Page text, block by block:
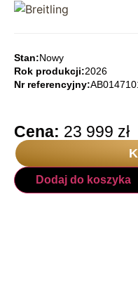
Stan:Nowy
Rok produkcji:2026
Nr referencyjny:
Cena: 23 999 zł
Dodaj do koszyka